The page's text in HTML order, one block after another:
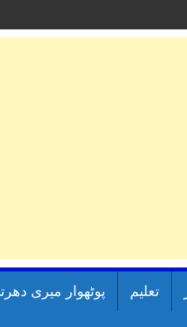
تعلیم پوٹھوار میری